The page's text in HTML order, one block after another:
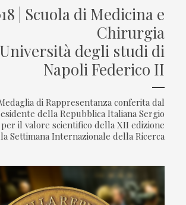
| Scuola di Medicina e
Chirurgia
Università degli studi di
Napoli Federico II
di Rappresentanza conferita dal
della Repubblica Italiana Sergio
il valore scientifico della XII edizione
Settimana Internazionale della Ricerca